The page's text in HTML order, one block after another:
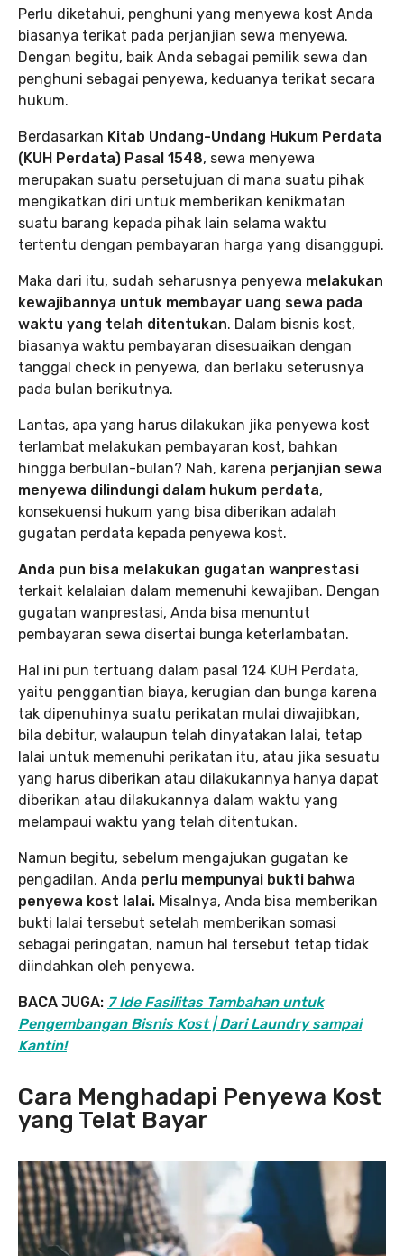
Perlu diketahui, penghuni yang menyewa kost Anda
biasanya terikat pada perjanjian sewa menyewa.
Dengan begitu, baik Anda sebagai pemilik sewa dan
penghuni sebagai penyewa, keduanya terikat secara
hukum.
Berdasarkan Kitab Undang-Undang Hukum Perdata
(KUH Perdata) Pasal 1548, sewa menyewa
merupakan suatu persetujuan di mana suatu pihak
mengikatkan diri untuk memberikan kenikmatan
suatu barang kepada pihak lain selama waktu
tertentu dengan pembayaran harga yang disanggupi.
Maka dari itu, sudah seharusnya penyewa melakukan
kewajibannya untuk membayar uang sewa pada
waktu yang telah ditentukan. Dalam bisnis kost,
biasanya waktu pembayaran disesuaikan dengan
tanggal check in penyewa, dan berlaku seterusnya
pada bulan berikutnya.
Lantas, apa yang harus dilakukan jika penyewa kost
terlambat melakukan pembayaran kost, bahkan
hingga berbulan-bulan? Nah, karena perjanjian sewa
menyewa dilindungi dalam hukum perdata,
konsekuensi hukum yang bisa diberikan adalah
gugatan perdata kepada penyewa kost.
Anda pun bisa melakukan gugatan wanprestasi
terkait kelalaian dalam memenuhi kewajiban. Dengan
gugatan wanprestasi, Anda bisa menuntut
pembayaran sewa disertai bunga keterlambatan.
Hal ini pun tertuang dalam pasal 124 KUH Perdata,
yaitu penggantian biaya, kerugian dan bunga karena
tak dipenuhinya suatu perikatan mulai diwajibkan,
bila debitur, walaupun telah dinyatakan lalai, tetap
lalai untuk memenuhi perikatan itu, atau jika sesuatu
yang harus diberikan atau dilakukannya hanya dapat
diberikan atau dilakukannya dalam waktu yang
melampaui waktu yang telah ditentukan.
Namun begitu, sebelum mengajukan gugatan ke
pengadilan, Anda perlu mempunyai bukti bahwa
penyewa kost lalai. Misalnya, Anda bisa memberikan
bukti lalai tersebut setelah memberikan somasi
sebagai peringatan, namun hal tersebut tetap tidak
diindahkan oleh penyewa.
BACA JUGA: 7 Ide Fasilitas Tambahan untuk
Pengembangan Bisnis Kost | Dari Laundry sampai
Kantin!
Cara Menghadapi Penyewa Kost
yang Telat Bayar